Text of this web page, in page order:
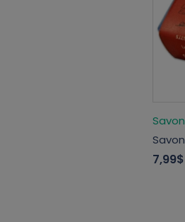
Savon
7,99$